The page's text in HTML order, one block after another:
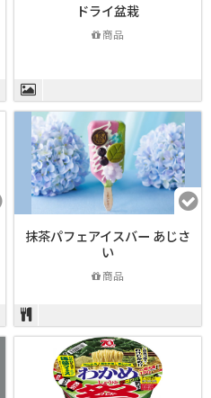
ドライ盆栽
商品
抹茶パフェアイスバー あじさ
い
商品